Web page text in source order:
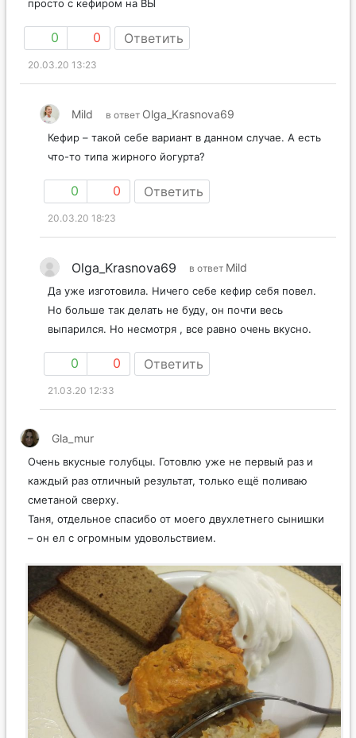
просто с кефиром на ВЫ
0 0 Ответить
20.03.20 13:23
Mild в ответ Olga_Krasnova69
Кефир – такой себе вариант в данном случае. А есть
что-то типа жирного йогурта?
0 0 Ответить
20.03.20 18:23
Olga_Krasnova69 в ответ Mild
Да уже изготовила. Ничего себе кефир себя повел.
Но больше так делать не буду, он почти весь
выпарился. Но несмотря , все равно очень вкусно.
0 0 Ответить
21.03.20 12:33
Gla_mur
Очень вкусные голубцы. Готовлю уже не первый раз и
каждый раз отличный результат, только ещё поливаю
сметаной сверху.
Таня, отдельное спасибо от моего двухлетнего сынишки
– он ел с огромным удовольствием.